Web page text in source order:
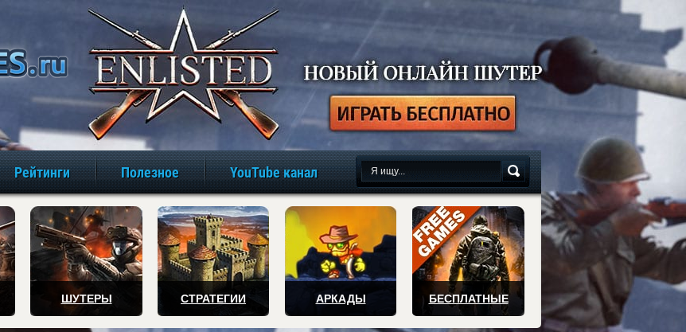
игры онлайн бесплатно
Рейтинги Полезное YouTube канал
ШУТЕРЫ СТРАТЕГИИ АРКАДЫ БЕСПЛАТНЫЕ